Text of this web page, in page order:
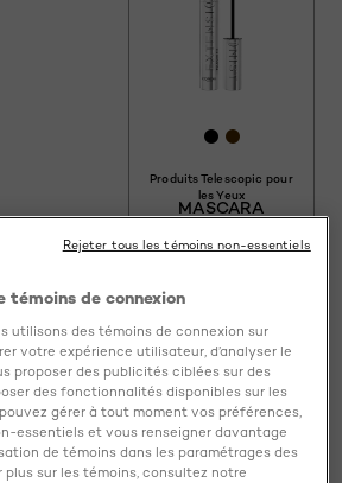
#3B1A10
#7B2040de couleurs sont[Color]:
[Color]:
Produits Telescopic pour
les Yeux
MASCARA
4.5/5
VOIR LE PRODUIT
Essayez-le
témoins de connexion
utilisons des témoins de connexion sur
votre expérience utilisateur, d’analyser le
proposer des publicités ciblées sur des
des fonctionnalités disponibles sur les
gérer à tout moment vos préférences,
essentiels et vous renseigner davantage
de témoins dans les paramétrages des
plus sur les témoins, consultez notre
Rejeter tous les témoins non-essentiels